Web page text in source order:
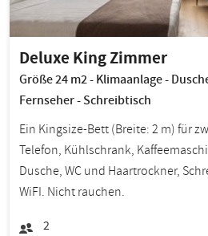
Deluxe King Zimmer
Größe 24 m2 - Klimaanlage -
Fernseher - Schreibtisch
Ein Kingsize-Bett (Breite: 2 m) für
Telefon, Kühlschrank,
Dusche, WC und Haartrockner,
WiFI. Nicht rauchen.
2